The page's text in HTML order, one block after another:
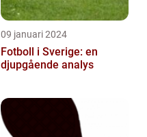
09 januari 2024
Fotboll i Sverige: en
djupgående analys